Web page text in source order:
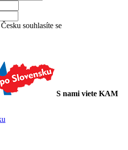
souhlasíte se
S nami viete KAM